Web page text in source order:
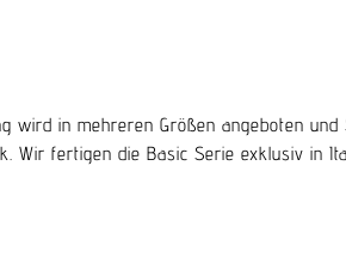
wird in mehreren Größen angeboten
Wir fertigen die Basic Serie exklusiv in